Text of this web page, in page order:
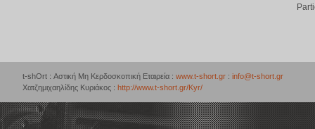
t-shOrt : Αστική Μη Κερδοσκοπική Εταιρεία : www.t-short.gr : info@t-short.gr
Χατζημιχαηλίδης Κυριάκος : http://www.t-short.gr/Kyr/